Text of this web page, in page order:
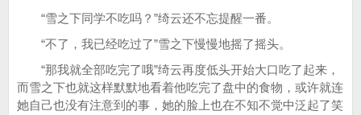
“雪之下同学不吃吗？”绮云还不忘提醒一番。
“不了，我已经吃过了”雪之下慢慢地摇了摇头。
“那我就全部吃完了哦”绮云再度低头开始大口吃了起来，
而雪之下也就这样默默地看着他吃完了盘中的食物，或许就连
她自己也没有注意到的事，她的脸上也在不知不觉中泛起了笑